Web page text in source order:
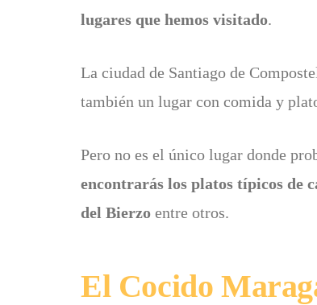
lugares que hemos visitado.
La ciudad de Santiago de
también un lugar con comida y
Pero no es el único lugar donde
encontrarás los platos típicos de
del Bierzo entre otros.
El Cocido